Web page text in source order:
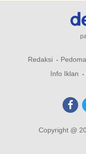
Redaksi
Info Iklan
Copyright @